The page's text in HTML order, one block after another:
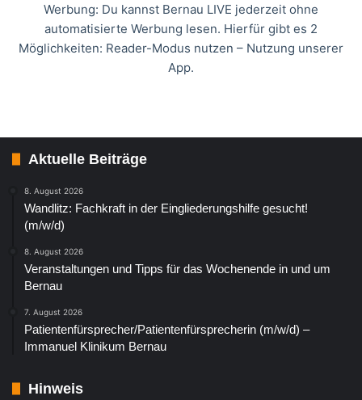
Werbung: Du kannst Bernau LIVE jederzeit ohne
automatisierte Werbung lesen. Hierfür gibt es 2
Möglichkeiten: Reader-Modus nutzen – Nutzung unserer
App.
Aktuelle Beiträge
8. August 2026
Wandlitz: Fachkraft in der Eingliederungshilfe gesucht!
(m/w/d)
8. August 2026
Veranstaltungen und Tipps für das Wochenende in und um
Bernau
7. August 2026
Patientenfürsprecher/Patientenfürsprecherin (m/w/d) –
Immanuel Klinikum Bernau
Hinweis